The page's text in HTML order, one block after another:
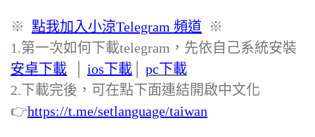
※ 點我加入小涼Telegram 頻道 ※
1.第一次如何下載telegram，先依自己系統安裝
安卓下載
ios下載
pc下載
2.下載完後，可在點下面連結開啟中文化
👉https://t.me/setlanguage/taiwan‬